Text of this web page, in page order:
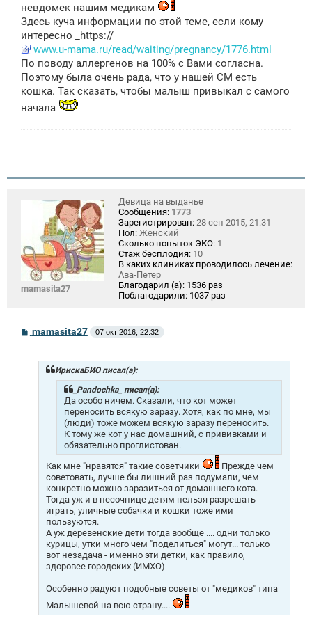
невдомек нашим медикам
Здесь куча информации по этой теме, если кому
интересно _https://
www.u-mama.ru/read/waiting/pregnancy/1776.html
По поводу аллергенов на 100% с Вами согласна.
Поэтому была очень рада, что у нашей СМ есть
кошка. Так сказать, чтобы малыш привыкал с самого
начала
mamasita27
Девица на выданье
Сообщения: 1773
Зарегистрирован: 28 сен 2015, 21:31
Пол: Женский
Сколько попыток ЭКО: 1
Стаж бесплодия: 10
В каких клиниках проводилось лечение:
Ава-Петер
Благодарил (а): 1536 раз
Поблагодарили: 1037 раз
Сmamasita27 07 окт 2016, 22:32
ИрискаБИО писал(а):
_Pandochka_ писал(а):
Да особо ничем. Сказали, что кот может
переносить всякую заразу. Хотя, как по мне, мы
(люди) тоже можем всякую заразу переносить.
К тому же кот у нас домашний, с прививками и
обязательно проглистован.
Как мне "нравятся" такие советчики
Прежде чем
советовать, лучше бы лишний раз подумали, чем
конкретно можно заразиться от домашнего кота.
Тогда уж и в песочнице детям нельзя разрешать
играть, уличные собачки и кошки тоже ими
пользуются.
А уж деревенские дети тогда вообще .... одни только
курицы, утки много чем "поделиться" могут... только
вот незадача - именно эти детки, как правило,
здоровее городских (ИМХО)
Особенно радуют подобные советы от "медиков" типа
Малышевой на всю страну....